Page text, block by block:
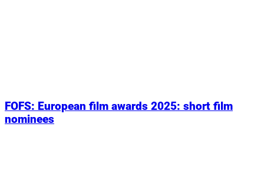
FOFS: European film awards 2025: short film
nominees